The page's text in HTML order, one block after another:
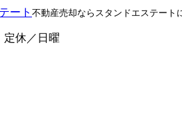
不動産売却ならスタンドエステート
休／日曜